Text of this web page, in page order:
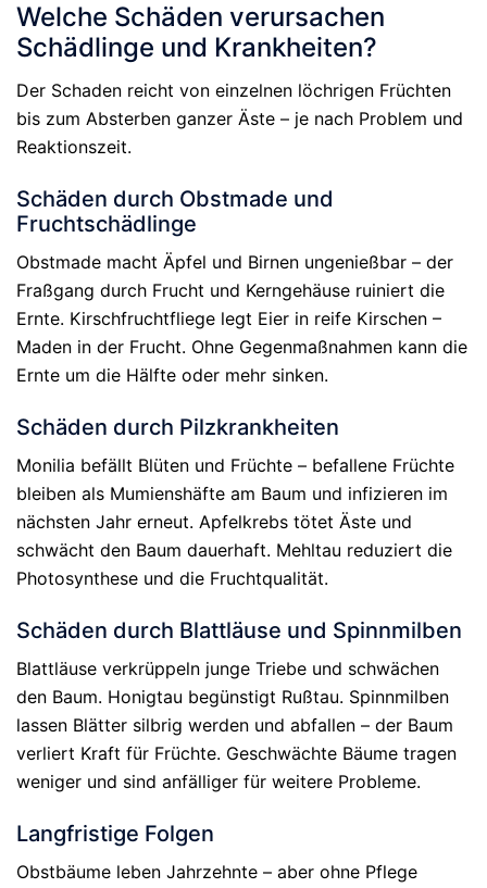
Welche Schäden verursachen
Schädlinge und Krankheiten?
Der Schaden reicht von einzelnen löchrigen Früchten
bis zum Absterben ganzer Äste – je nach Problem und
Reaktionszeit.
Schäden durch Obstmade und
Fruchtschädlinge
Obstmade macht Äpfel und Birnen ungenießbar – der
Fraßgang durch Frucht und Kerngehäuse ruiniert die
Ernte. Kirschfruchtfliege legt Eier in reife Kirschen –
Maden in der Frucht. Ohne Gegenmaßnahmen kann die
Ernte um die Hälfte oder mehr sinken.
Schäden durch Pilzkrankheiten
Monilia befällt Blüten und Früchte – befallene Früchte
bleiben als Mumienshäfte am Baum und infizieren im
nächsten Jahr erneut. Apfelkrebs tötet Äste und
schwächt den Baum dauerhaft. Mehltau reduziert die
Photosynthese und die Fruchtqualität.
Schäden durch Blattläuse und Spinnmilben
Blattläuse verkrüppeln junge Triebe und schwächen
den Baum. Honigtau begünstigt Rußtau. Spinnmilben
lassen Blätter silbrig werden und abfallen – der Baum
verliert Kraft für Früchte. Geschwächte Bäume tragen
weniger und sind anfälliger für weitere Probleme.
Langfristige Folgen
Obstbäume leben Jahrzehnte – aber ohne Pflege